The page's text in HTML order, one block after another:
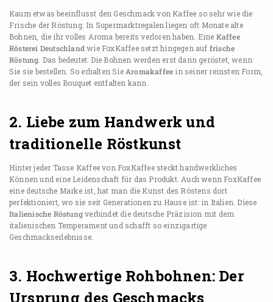
Kaum etwas beeinflusst den Geschmack von Kaffee so sehr wie die
Frische der Röstung. In Supermarktregalen liegen oft Monate alte
Bohnen, die ihr volles Aroma bereits verloren haben. Eine Kaffee
Rösterei Deutschland wie FoxKaffee setzt hingegen auf frische
Röstung . Das bedeutet: Die Bohnen werden erst dann geröstet, wenn
Sie sie bestellen. So erhalten Sie Aromakaffee in seiner reinsten Form,
der sein volles Bouquet entfalten kann.
2. Liebe zum Handwerk und
traditionelle Röstkunst
Hinter jeder Tasse Kaffee von FoxKaffee steckt handwerkliches
Können und eine Leidenschaft für das Produkt. Auch wenn FoxKaffee
eine deutsche Marke ist, hat man die Kunst des Röstens dort
perfektioniert, wo sie seit Generationen zu Hause ist: in Italien. Diese
Italienische Röstungverbindet die deutsche Präzision mit dem
italienischen Temperament und schafft so einzigartige
Geschmackserlebnisse.
3. Hochwertige Rohbohnen: Der
Ursprung des Geschmacks